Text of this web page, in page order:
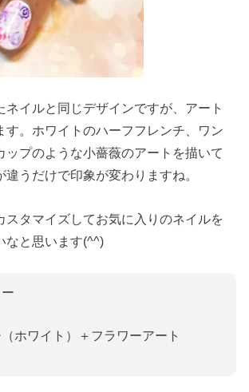
ネイルと同じデザインですが、アート
す。ホワイトのハーフフレンチ、ワン
ップのような小薔薇のアートを描いて
違うだけで印象が変わりますね。
スタマイズしてお気に入りのネイルを
なと思います(^^)
ホワイト）＋フラワーアート